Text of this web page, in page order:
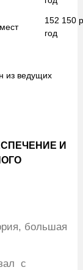
мест
152 150
год
из ведущих
И
большая
с